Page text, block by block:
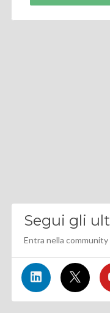
Segui gli
Entra nella community